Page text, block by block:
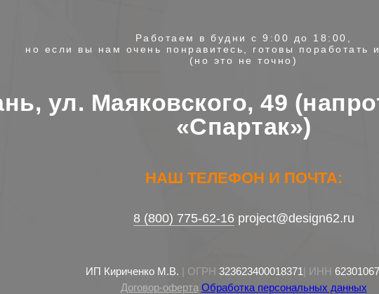
Работаем в будни с 9:00 до 18:00,
но если вы нам очень понравитесь, готовы поработать
(но это не точно)
ул. Маяковского, 49
«Спартак»)
НАШ ТЕЛЕФОН И ПОЧТА:
8 (800) 775-62-16project@design62.ru
ИП Кириченко М.В. | ОГРН 323623400018371| ИНН
Договор-оферта Обработка персональных данных